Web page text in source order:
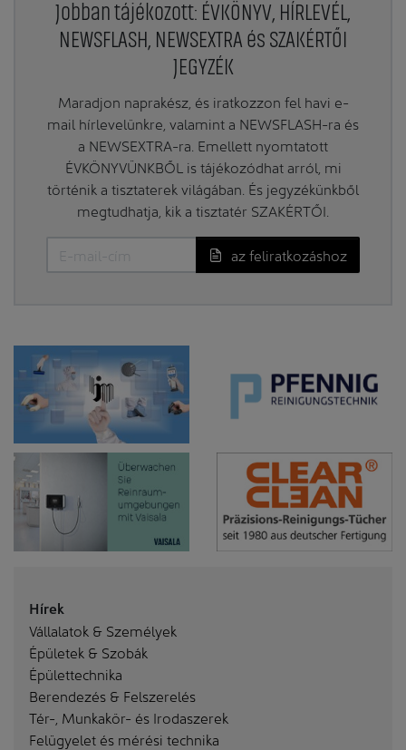
Jobban tájékozott: ÉVKÖNYV, HÍRLEVÉL,
NEWSFLASH, NEWSEXTRA és SZAKÉRTŐI
JEGYZÉK
Maradjon naprakész, és iratkozzon fel havi e-
mail hírlevelünkre, valamint a NEWSFLASH-ra és
a NEWSEXTRA-ra. Emellett nyomtatott
ÉVKÖNYVÜNKBŐL is tájékozódhat arról, mi
történik a tisztaterek világában. És jegyzékünkből
megtudhatja, kik a tisztatér SZAKÉRTŐI.
az feliratkozáshoz
Hírek
Vállalatok & Személyek
Épületek & Szobák
Épülettechnika
Berendezés & Felszerelés
Tér-, Munkakör- és Irodaszerek
Felügyelet és mérési technika